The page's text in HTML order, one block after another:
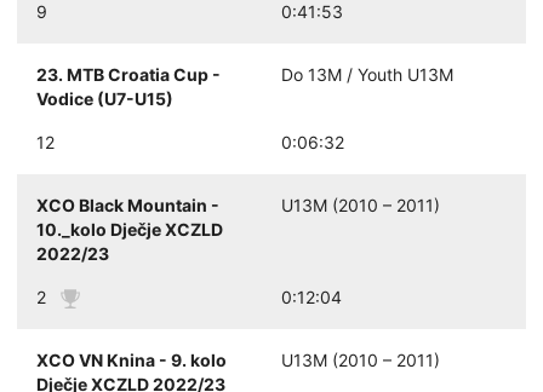
9 0:41:53
23. MTB Croatia Cup -
Vodice (U7-U15)
Do 13M / Youth U13M
12 0:06:32
XCO Black Mountain -
10._kolo Dječje XCZLD
2022/23
U13M (2010 – 2011)
2 0:12:04
XCO VN Knina - 9. kolo
Dječje XCZLD 2022/23
U13M (2010 – 2011)